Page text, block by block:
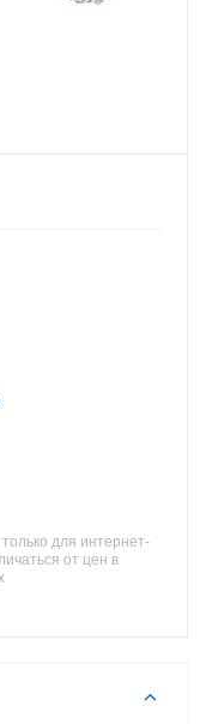
для интернет-
от цен в